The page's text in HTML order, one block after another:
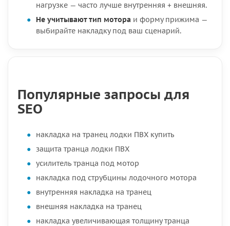
нагрузке — часто лучше внутренняя + внешняя.
Не учитывают тип мотора и форму прижима —
выбирайте накладку под ваш сценарий.
Популярные запросы для
SEO
накладка на транец лодки ПВХ купить
защита транца лодки ПВХ
усилитель транца под мотор
накладка под струбцины лодочного мотора
внутренняя накладка на транец
внешняя накладка на транец
накладка увеличивающая толщину транца